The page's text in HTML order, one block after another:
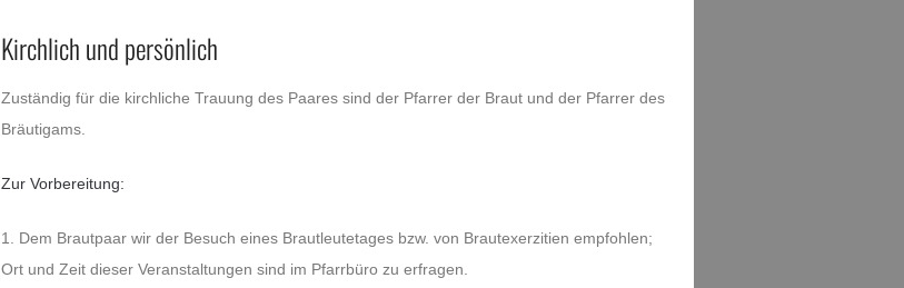
Kirchlich und persönlich
Zuständig für die kirchliche Trauung des Paares sind der Pfarrer der Braut und der Pfarrer des
Bräutigams.
Zur Vorbereitung:
1. Dem Brautpaar wir der Besuch eines Brautleutetages bzw. von Brautexerzitien empfohlen;
Ort und Zeit dieser Veranstaltungen sind im Pfarrbüro zu erfragen.